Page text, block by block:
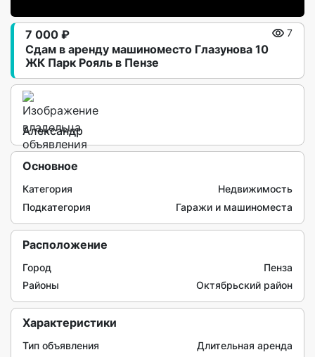
Сдам в аренду машиноместо Глазунова 10
ЖК Парк Рояль в Пензе
7 000 ₽ 7
Александр
Основное
Категория
Недвижимость
Подкатегория
Гаражи и машиноместа
Расположение
Город
Пенза
Районы
Октябрьский район
Характеристики
Тип объявления
Длительная аренда